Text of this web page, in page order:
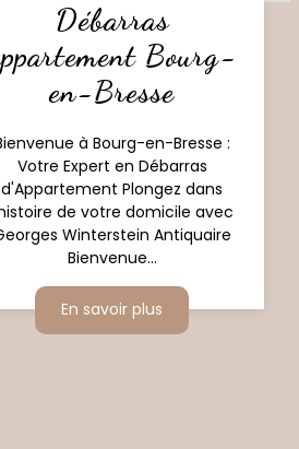
Débarras
Bourg-
en-Bresse
à Bourg-en-Bresse :
Votre Expert en Débarras
d'Appartement Plongez dans
de votre domicile avec
Winterstein Antiquaire
Bienvenue...
En savoir plus